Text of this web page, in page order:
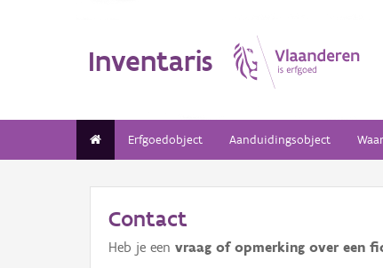
Inventaris
Erfgoedobject Aanduidingsobject
Contact
Heb je een vraag of opmerking over een